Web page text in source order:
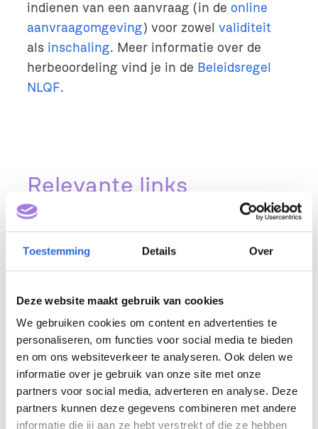
Toestemming Details Over
Deze website maakt gebruik van cookies
We gebruiken cookies om content en advertenties te
personaliseren, om functies voor social media te bieden
en om ons websiteverkeer te analyseren. Ook delen we
informatie over je gebruik van onze site met onze
partners voor social media, adverteren en analyse. Deze
partners kunnen deze gegevens combineren met andere
informatie die jij aan ze hebt verstrekt of die ze hebben
indienen van een aanvraag (in de online
aanvraagomgeving) voor zowel validiteit
als inschaling. Meer informatie over de
herbeoordeling vind je in de Beleidsregel
NLQF.
Relevante links
25 juni 2026
2026